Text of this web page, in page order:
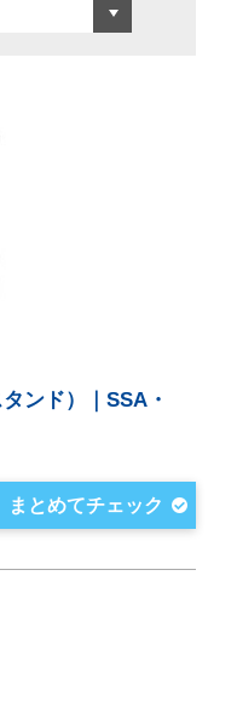
ンド）｜SSA・